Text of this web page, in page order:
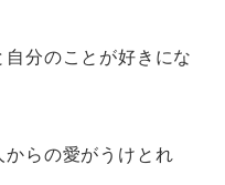
分のことが好きにな
からの愛がうけとれ